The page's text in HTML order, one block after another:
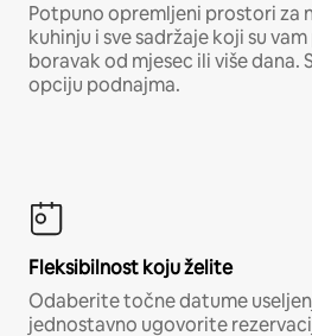
Potpuno opremljeni prostori za
kuhinju i sve sadržaje koji su
boravak od mjesec ili više dana.
opciju podnajma.
Fleksibilnost koju želite
Odaberite točne datume
jednostavno ugovorite